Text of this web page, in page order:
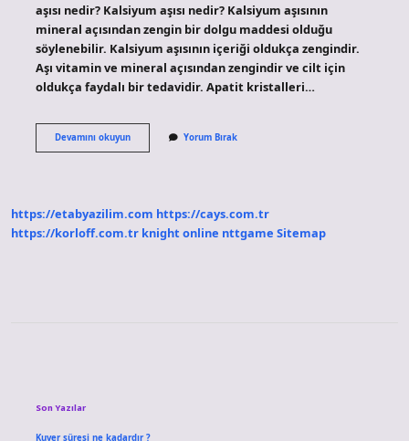
aşısı nedir? Kalsiyum aşısı nedir? Kalsiyum aşısının
mineral açısından zengin bir dolgu maddesi olduğu
söylenebilir. Kalsiyum aşısının içeriği oldukça zengindir.
Aşı vitamin ve mineral açısından zengindir ve cilt için
oldukça faydalı bir tedavidir. Apatit kristalleri…
Devamını okuyunKalsiyum
Apatit
Yorum Bırak
https://etabyazilim.com https://cays.com.tr
https://korloff.com.tr knight online nttgame Sitemap
Son Yazılar
Kuver süresi ne kadardır ?